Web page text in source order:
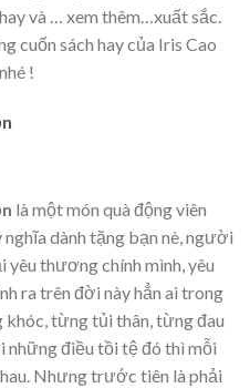
và
… xem thêm… xuất sắc.
cuốn sách hay của Iris Cao
!
là một món quà động viên
nghĩa dành tặng bạn nè, người
yêu thương chính mình, yêu
ra trên đời này hẳn ai trong
từng tủi thân, từng đau
những điều tồi tệ đó thì mỗi
Nhưng trước tiên là phải